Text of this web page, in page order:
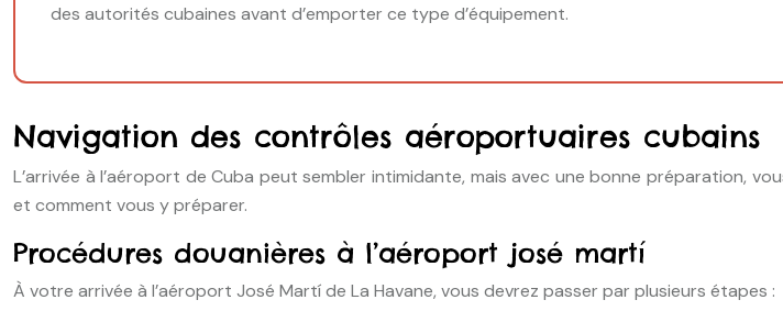
des autorités cubaines avant d’emporter ce type d’équipement.
Navigation des contrôles aéroportuaires cubains
L’arrivée à l’aéroport de Cuba peut sembler intimidante, mais avec une bonne préparation,
et comment vous y préparer.
Procédures douanières à l’aéroport josé martí
À votre arrivée à l’aéroport José Martí de La Havane, vous devrez passer par plusieurs étapes :